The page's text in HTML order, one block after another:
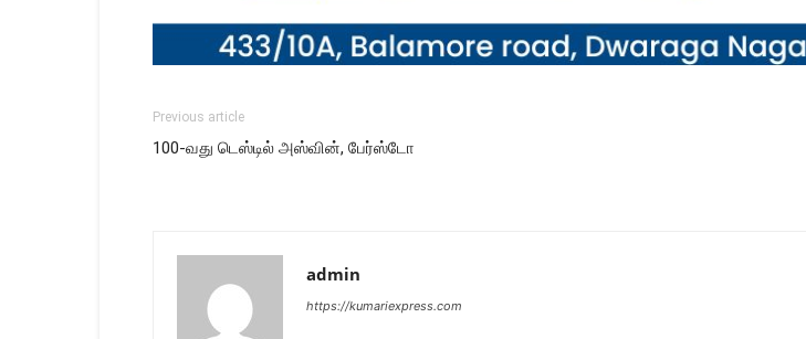
Previous article
100-வது டெஸ்டில் அஸ்வின், பேர்ஸ்டோ
admin
https://kumariexpress.com